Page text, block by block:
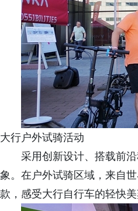
大行户外试骑活动
采用创新设计、搭载前
象。在户外试骑区域，来自
款，感受大行自行车的轻快美